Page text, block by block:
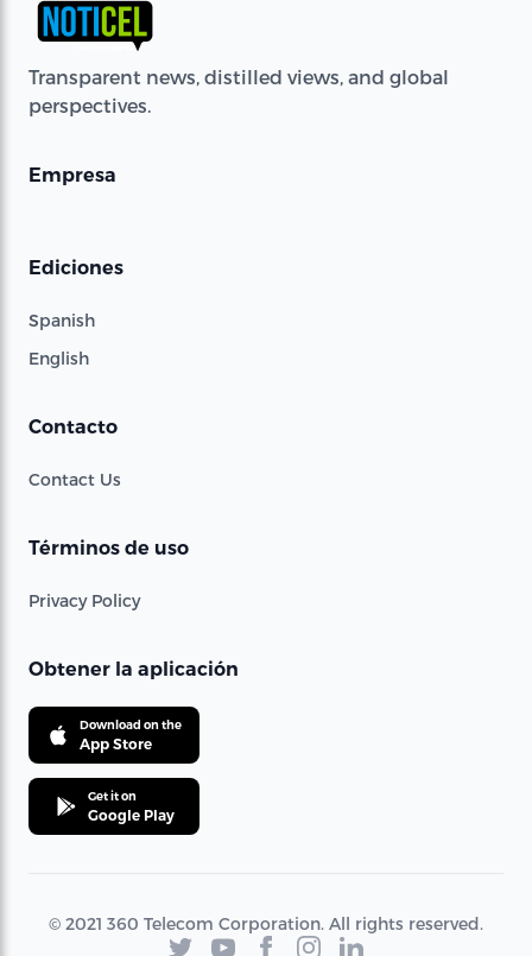
Transparent news, distilled views, and global
perspectives.
Empresa
Ediciones
Spanish
English
Contacto
Contact Us
Términos de uso
Privacy Policy
Obtener la aplicación
Download on the
App Store
Get it on
Google Play
© 2021 360 Telecom Corporation. All rights reserved.